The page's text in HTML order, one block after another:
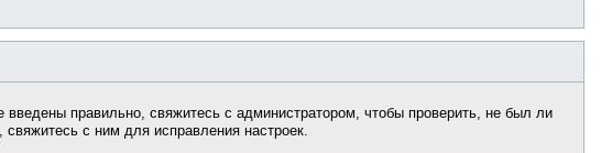
правильно, свяжитесь с администратором, чтобы проверить, не был ли
с ним для исправления настроек.